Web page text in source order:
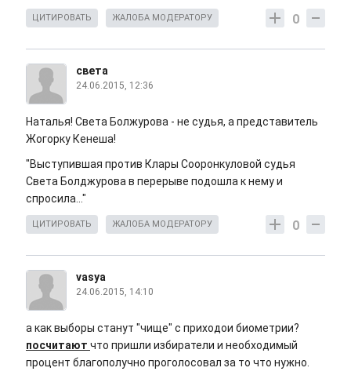
0
ЦИТИРОВАТЬ ЖАЛОБА МОДЕРАТОРУ
света
24.06.2015, 12:36
Наталья! Света Болжурова - не судья, а представитель
Жогорку Кенеша!
"Выступившая против Клары Сооронкуловой судья
Света Болджурова в перерыве подошла к нему и
спросила..."
0
ЦИТИРОВАТЬ ЖАЛОБА МОДЕРАТОРУ
vasya
24.06.2015, 14:10
а как выборы станут "чище" с приходои биометрии?
посчитают что пришли избиратели и необходимый
процент благополучно проголосовал за то что нужно.